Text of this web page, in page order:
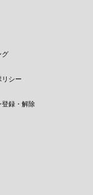
グ
リシー
登録・解除